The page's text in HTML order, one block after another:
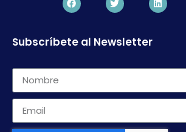
Subscríbete al Newsletter